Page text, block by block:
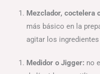
Mezclador, coctelera
más básico en la
agitar los
Medidor o Jigger: no